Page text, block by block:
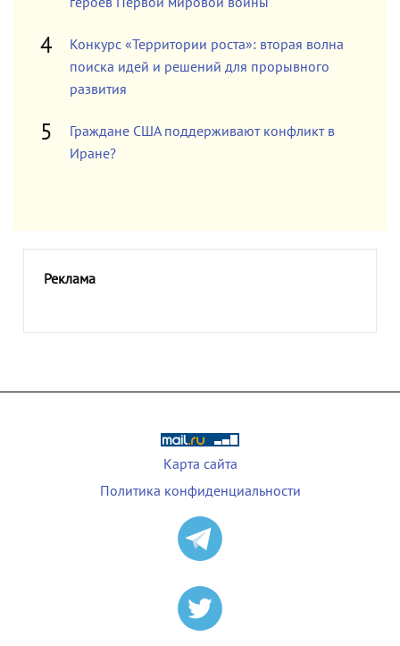
Конкурс «Территории роста»: вторая волна
поиска идей и решений для прорывного
развития
Граждане США поддерживают конфликт в
Иране?
Реклама
Карта сайта
Политика конфиденциальности